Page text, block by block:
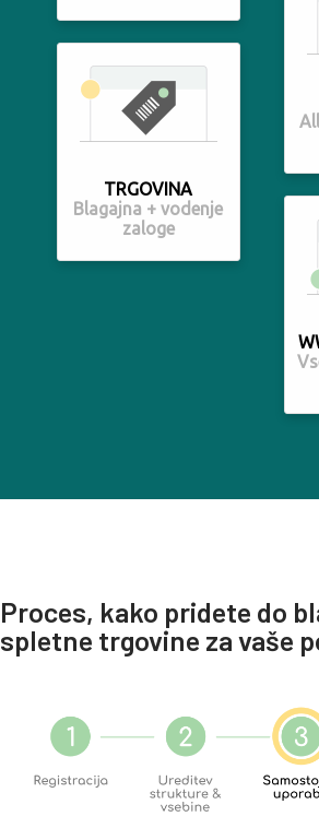
TRGOVINA
Blagajna + vodenje
zaloge
Proces, kako pridete do
spletne trgovine za vaše